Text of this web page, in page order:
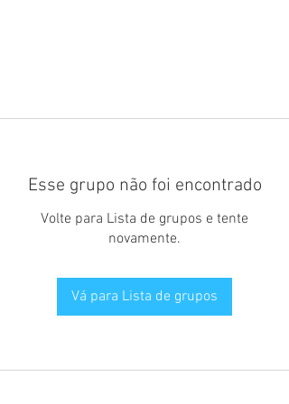
Esse grupo não foi encontrado
Volte para Lista de grupos e tente
novamente.
Vá para Lista de grupos